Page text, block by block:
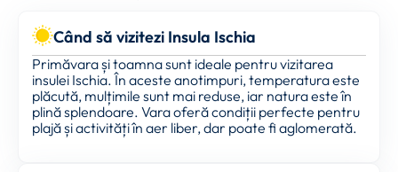
Când să vizitezi Insula Ischia
Primăvara și toamna sunt ideale pentru vizitarea
insulei Ischia. În aceste anotimpuri, temperatura este
plăcută, mulțimile sunt mai reduse, iar natura este în
plină splendoare. Vara oferă condiții perfecte pentru
plajă și activități în aer liber, dar poate fi aglomerată.